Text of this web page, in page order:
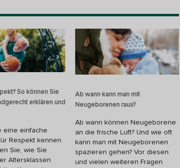
So können Sie
erklären und
eine einfache
Respekt kennen
Sie, wie Sie
Altersklassen
Ab wann kann man mit
Neugeborenen raus?
Ab wann können Neugeborene
an die frische Luft? Und wie oft
kann man mit Neugeborenen
spazieren gehen? Vor diesen
und vielen weiteren Fragen